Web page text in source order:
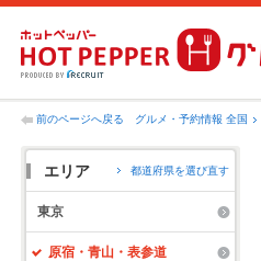
前のページへ戻る グルメ・予約情報 全国
エリア 都道府県を選び直す
東京
原宿・青山・表参道